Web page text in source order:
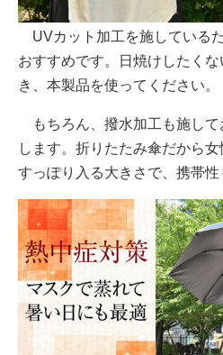
UVカット加工を施している
おすすめです。日焼けしたく
き、本製品を使ってください。
もちろん、撥水加工も施して
します。折りたたみ傘だから
すっぽり入る大きさで、携帯性